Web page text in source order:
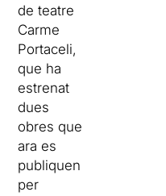
de teatre
Carme
Portaceli,
que ha
estrenat
dues
obres que
ara es
publiquen
per